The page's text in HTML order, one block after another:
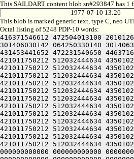
This SAILDART content blob sn#293847 has 1
1977-07-10 13:26
This blob is marked generic text, type C, neo
Octal listing of 5248 PDP-10 words:
416371546612 472504013100 201012640630 446104030140 301426420240 406170551432 052064051212 415004050202 436124020100 422132341644 446412444636 470321241540 301406030500 301406030142 064250330140 301406320140 301406031022 563713456232 306050451144 326711531246 446171632556 562326341210 511446556232 322151154144 326711532634 436446230270 431453441652 472231540650 446371620222 472065606424 415406030140 325006030140 301461156214 316710353612 516504041636 406472420210 446551151622 476344050244 476411751612 421011750212 512032444634 435010252610 436132406424 415406030140 341006030140 301501156214 316710353612 516504041636 406472420210 446551151622 476344050244 476411751612 421011750212 512032444634 435010252610 436132406424 415406030142 301006030140 301521156214 316710353612 516504041636 406472420210 446551151622 476344050244 476411751612 421011750212 512032444634 435010252610 436132406424 415406030142 315006030140 301541156214 316710353612 516504041636 406472420210 446551151622 476344050244 476411751612 421011750212 512032444634 435010252610 436132406424 415406030142 331006030140 301561156214 316710353612 516504041636 406472420210 446551151622 476344050244 476411751612 421011750212 512032444634 435010252610 436132406424 415406030142 345006030140 301601156214 316710353612 516504041636 406472420210 446551151622 476344050244 476411751612 421011750212 512032444634 435010252610 436132406424 415406030144 311006030140 301621156214 316710353612 516504041636 406472420210 446551151622 476344050244 476411751612 421011750212 512032444634 435010252610 436132406424 415406030144 325006030140 305401156214 316710353612 516504041636 406472420210 446551151622 476344050244 476411751612 421011750212 512032444634 435010252610 436132406424 415406030144 341006030140 305421156214 316710353612 516504041636 406472420210 446551151622 476344050244 476411751612 421011750212 512032444634 435010252610